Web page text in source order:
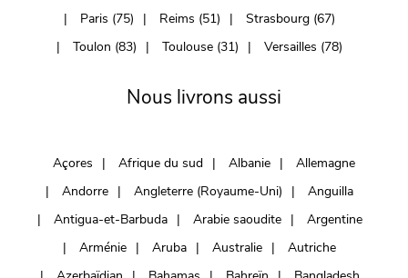
Paris (75)
Reims (51)
Strasbourg (67)
Toulon (83)
Toulouse (31) Versailles (78)
Nous livrons aussi
Açores Afrique du sud Albanie
Allemagne
Andorre
Angleterre (Royaume-Uni)
Anguilla
Antigua-et-Barbuda
Arabie saoudite
Argentine
Arménie
Aruba Australie
Autriche